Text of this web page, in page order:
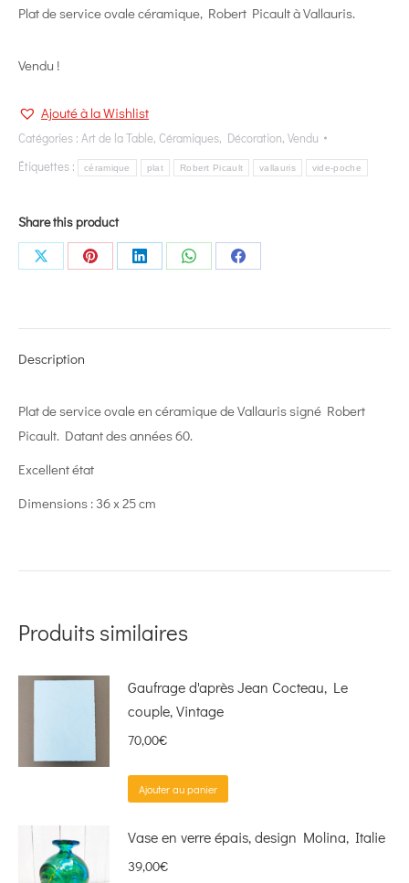
Plat de service ovale céramique, Robert Picault à Vallauris.
Vendu !
Ajouté à la Wishlist
Catégories : Art de la Table, Céramiques, Décoration, Vendu
Étiquettes :
céramique plat Robert Picault vallauris vide-poche
Share this product
Share
Share
Share
Share
Share
Description
Plat de service ovale en céramique de Vallauris signé Robert
Picault. Datant des années 60.
Excellent état
Dimensions : 36 x 25 cm
Produits similaires
Gaufrage d'après Jean Cocteau, Le
couple, Vintage
70,00€
Ajouter au panier
Vase en verre épais, design Molina, Italie
39,00€